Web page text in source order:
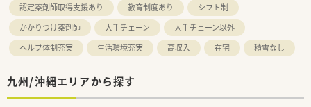
認定薬剤師取得支援あり
教育制度あり
シフト制
かかりつけ薬剤師
大手チェーン
大手チェーン以外
ヘルプ体制充実
生活環境充実 高収入 在宅 積雪なし
九州/沖縄エリアから探す